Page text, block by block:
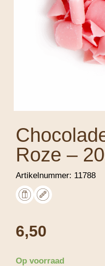
Roze –
Artikelnummer: 11788
6,50
Op voorraad